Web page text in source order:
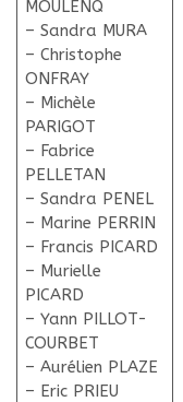
MOULENQ
– Sandra MURA
– Christophe
ONFRAY
– Michèle
PARIGOT
– Fabrice
PELLETAN
– Sandra PENEL
– Marine PERRIN
– Francis PICARD
– Murielle
PICARD
– Yann PILLOT-
COURBET
– Aurélien PLAZE
– Eric PRIEU